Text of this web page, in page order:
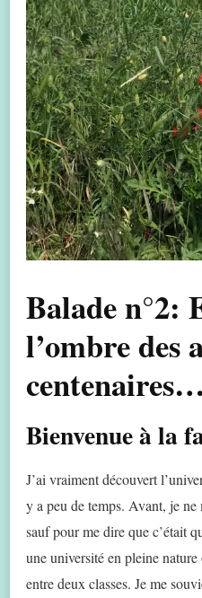
Balade n°2:
l’ombre des
centenaires…
Bienvenue à la
J’ai vraiment découvert
y a peu de temps. Avant, je ne
sauf pour me dire que c’était
une université en pleine
entre deux classes. Je me